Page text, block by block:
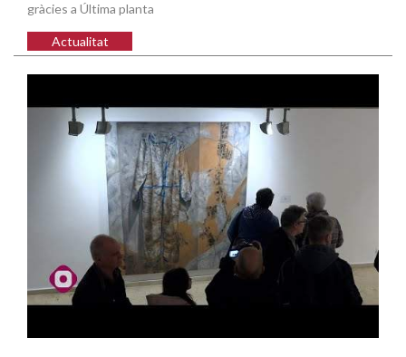
gràcies a Última planta
Actualitat